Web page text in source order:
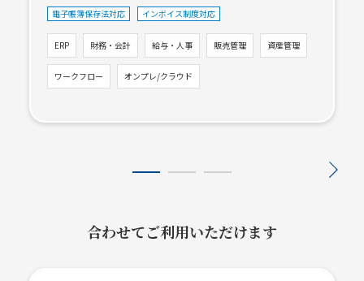
電子帳簿保存法対応 インボイス制度対応
ERP 財務・会計 給与・人事 販売管理 資産管理
ワークフロー オンプレ/クラウド
合わせてご利用いただけます